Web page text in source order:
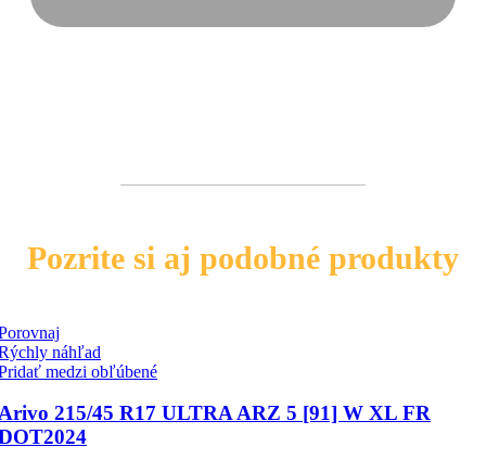
Pozrite si aj podobné produkty
náhľad
medzi obľúbené
215/45 R17 ULTRA ARZ 5 [91] W XL FR